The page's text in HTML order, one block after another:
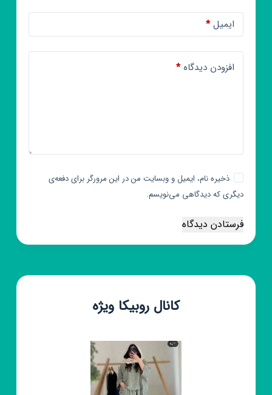
ایمیل*
افزودن دیدگاه*
ذخیره نام، ایمیل و وبسایت من در این مرورگر برای دفعه‌ی
دیگری که دیدگاهی می‌نویسم.
فرستادن دیدگاه
کانال روبیکا ویژه